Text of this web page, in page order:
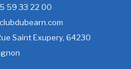
59 33 22 00
Saint Exupery, 64230